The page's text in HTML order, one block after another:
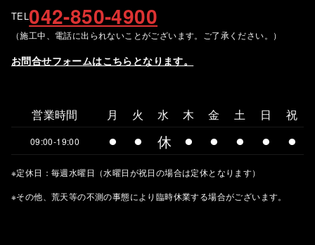
TEL042-850-4900
（施工中、電話に出られないことがございます。ご了承ください。）
お問合せフォームはこちらとなります。
営業時間 月 火 水 木 金 土 日 祝
09:00-19:00 ⚫︎ ⚫︎ 休 ⚫︎ ⚫︎ ⚫︎ ⚫︎ ⚫︎
※定休日：毎週水曜日（水曜日が祝日の場合は定休となります）
※その他、荒天等の不測の事態により臨時休業する場合がございます。